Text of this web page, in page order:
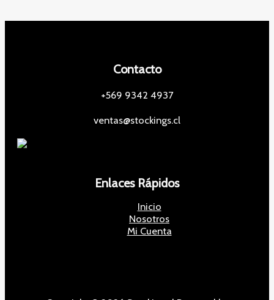
Contacto
+569 9342 4937
ventas@stockings.cl
Enlaces Rápidos
Inicio
Nosotros
Mi Cuenta